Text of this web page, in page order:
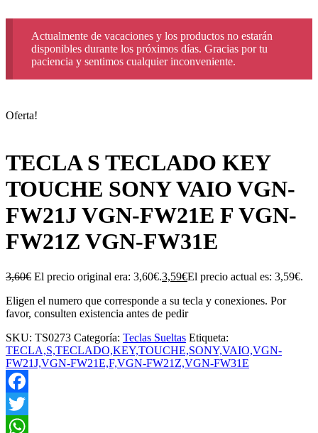
Actualmente de vacaciones y los productos no estarán
disponibles durante los próximos días. Gracias por tu
paciencia y sentimos cualquier inconveniente.
Oferta!
TECLA S TECLADO KEY
TOUCHE SONY VAIO VGN-
FW21J VGN-FW21E F VGN-
FW21Z VGN-FW31E
3,60€ El precio original era: 3,60€.3,59€El precio actual es: 3,59€.
Eligen el numero que corresponde a su tecla y conexiones. Por
favor, consulten existencia antes de pedir
SKU: TS0273 Categoría: Teclas Sueltas Etiqueta:
TECLA,S,TECLADO,KEY,TOUCHE,SONY,VAIO,VGN-
FW21J,VGN-FW21E,F,VGN-FW21Z,VGN-FW31E
Facebook
Twitter